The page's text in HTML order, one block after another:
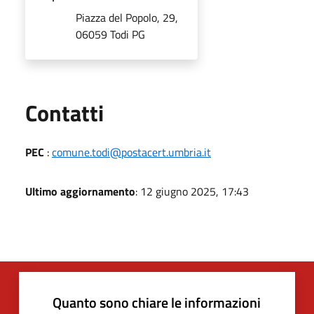
Piazza del Popolo, 29,
06059 Todi PG
Contatti
PEC :comune.todi@postacert.umbria.it
Ultimo aggiornamento: 12 giugno 2025, 17:43
Quanto sono chiare le informazioni